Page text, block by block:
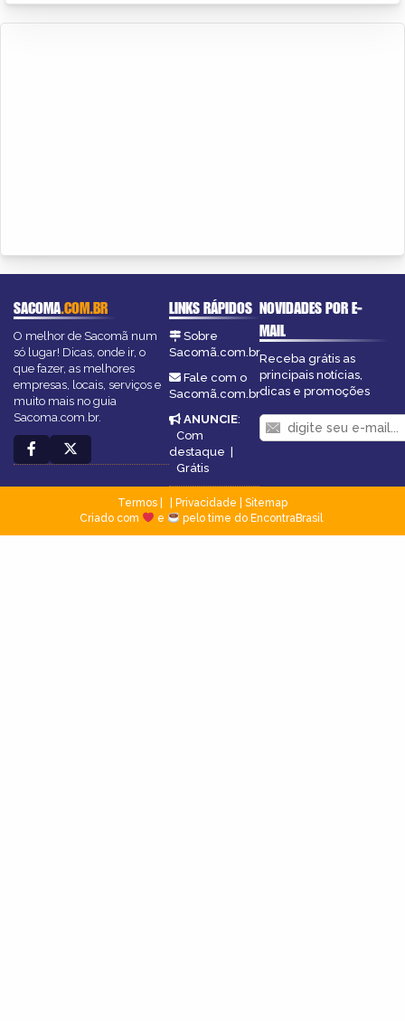
SACOMA.COM.BR
O melhor de Sacomã num
só lugar! Dicas, onde ir, o
que fazer, as melhores
empresas, locais, serviços e
muito mais no guia
Sacoma.com.br.
LINKS RÁPIDOS
Sobre
Sacomã.com.br
Fale com o
Sacomã.com.br
ANUNCIE:
Com
destaque |
Grátis
NOVIDADES POR E-
MAIL
Receba grátis as
principais notícias,
dicas e promoções
Termos Privacidade
Sitemap
Criado com
e pelo time do EncontraBrasil